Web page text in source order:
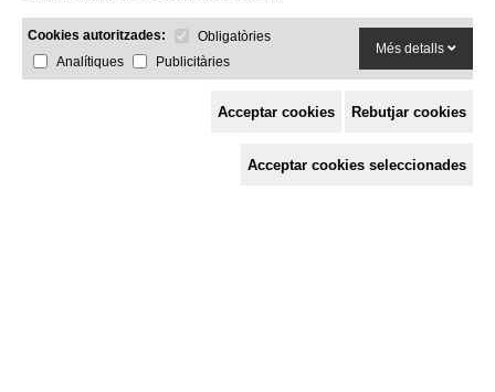
Cookies autoritzades:
Obligatòries
Analítiques
Publicitàries
Més detalls
Acceptar cookies Rebutjar cookies
Acceptar cookies seleccionades
c/ Mestre Francesc Civil,